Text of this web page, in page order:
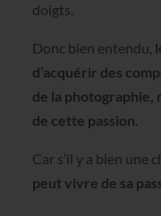
doigts.
Donc bien entendu,
d’acquérir des
de la
de cette passion.
Car s’il y a bien une
peut vivre de sa